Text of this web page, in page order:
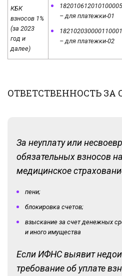
КБК
взносов 1%
(за 2023
год и
далее)
– для платежки-01
– для платежки-02
ОТВЕТСТВЕННОСТЬ ЗА
За неуплату или
обязательных взносов
медицинское
пени;
блокировка счетов;
взыскание за счет денежных
и иного имущества
Если ИФНС выявит
требование об уплате